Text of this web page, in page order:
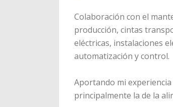
Colaboración con el
producción, cintas
eléctricas, instalaciones
automatización y control.
Aportando mi
principalmente la de la